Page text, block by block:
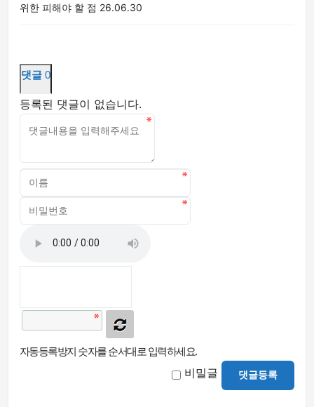
위한 피해야 할 점 26.06.30
댓글 0
등록된 댓글이 없습니다.
자동등록방지 숫자를 순서대로 입력하세요.
비밀글 댓글등록